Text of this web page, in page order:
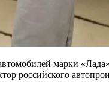
марки
российского